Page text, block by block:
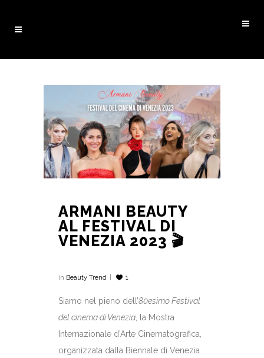
ARMANI BEAUTY
AL FESTIVAL DI
VENEZIA 2023 🎬
in Beauty Trend 1
Siamo nel pieno dell’80esimo Festival
del cinema di Venezia , la Mostra
Internazionale d’Arte Cinematografica,
organizzata dalla Biennale di Venezia